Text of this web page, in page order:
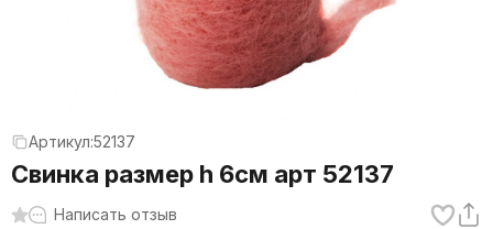
Артикул:52137
Свинка размер h 6см арт 52137
Написать отзыв